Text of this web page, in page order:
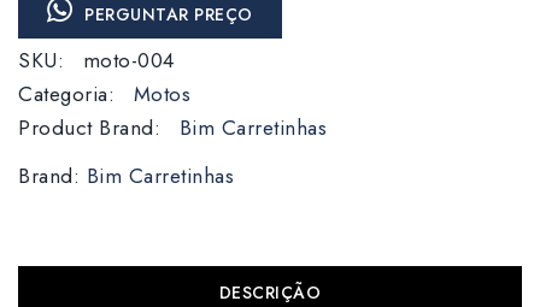
PERGUNTAR PREÇO
SKU:
moto-004
Categoria:
Motos
Product Brand:
Bim Carretinhas
Brand: Bim Carretinhas
DESCRIÇÃO